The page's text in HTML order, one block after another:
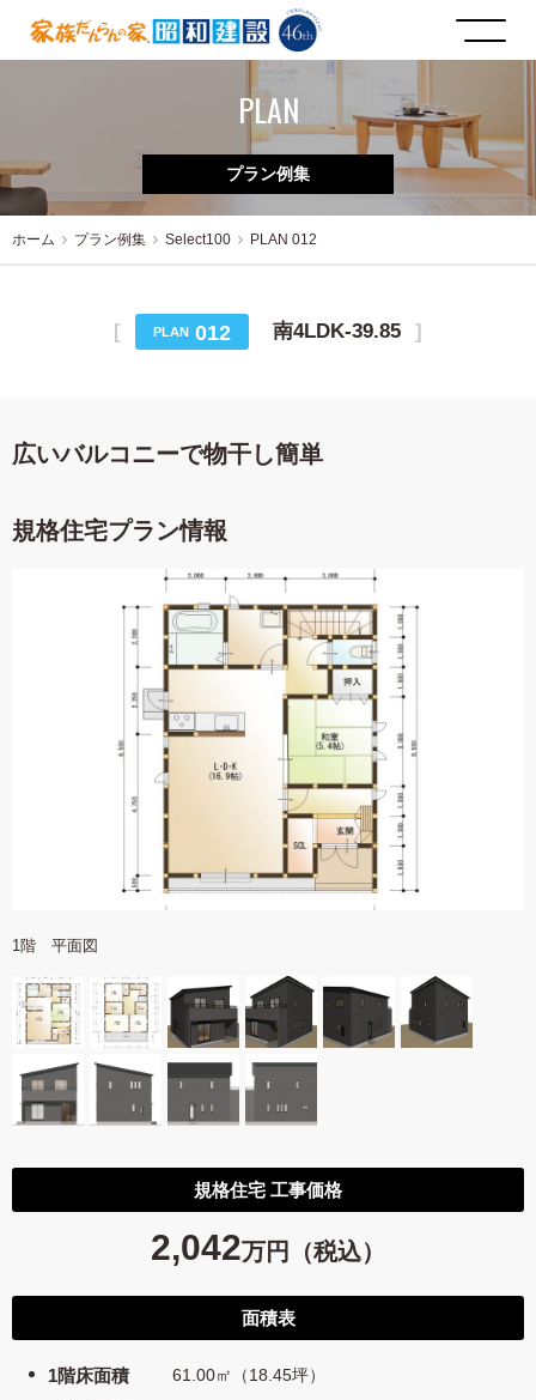
PLAN
プラン例集
ホーム プラン例集 Select100 PLAN 012
PLAN 012 南4LDK-39.85
広いバルコニーで物干し簡単
規格住宅プラン情報
1階 平面図
規格住宅 工事価格
2,042万円（税込）
面積表
1階床面積 61.00㎡（18.45坪）